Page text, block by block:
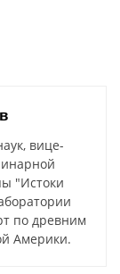
вице-
"Истоки
по древним
Америки.